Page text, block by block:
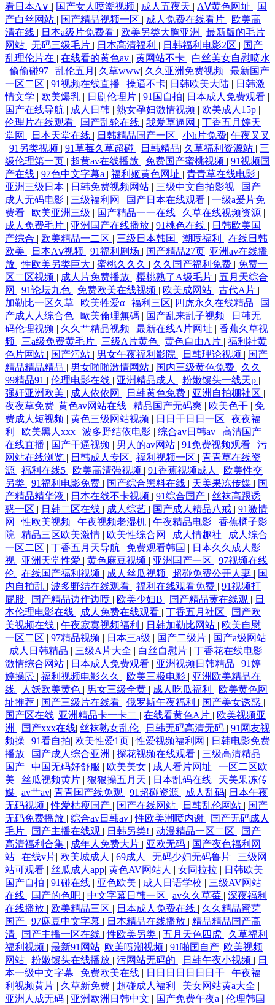
TS伪娘在线 激情文学日韩无码 日韩黄色大片 99久久偷窥 中文字幕绯色av
豆花黄色片 人妖看片AV网站 69成人网站 成人网站立即观看
看日本A∨ | 国产女人喷潮视频 | 成人五夜天 | AⅤ黄色网址 | 国
产白丝网站 | 国产精品视频一区 | 成人免费在线看片 | 欧美高
清在线 | 日本a级片免费看 | 欧美另类大胸亚洲 | 最新版的毛片
网站 | 无码三级毛片 | 日本高清福利 | 日韩福利电影2区 | 国产
乱理伦片在 | 在线看的黄色av | 黄网站不卡 | 白丝美女自慰喷水
| 偷偷碰97 | 乱伦五月 | 久草www| 久久亚洲免费视频 | 最新国产
一区二区 | 91视频在线直播 | 操逼不卡| 日韩欧美大陆 | 日韩激
情文学 | 欧美爆乳 | 日剧伦理片 | 91国自拍| 日本成人免费观看 |
国产在线导航 | 成人日韩 | 熟女孕妇激情视频 | 欧美成人15p |
伦理片在线观看 | 国产乱轮在线 | 我爱草逼网 | 丁香五月婷天
堂网 | 日本天堂在线 | 日韩精品国产一区 | 小h片免费| 午夜叉叉
| 91另类视频 | 91草莓久草超碰 | 日韩精品| 久草福利资源站 | 三
级伦理第一页 | 超黄av在线播放 | 免费国产蜜桃视频 | 91视频国
产在线 | 97色中文字幕a | 福利姬黄色网址 | 青青草在线电影 |
亚洲三级日本 | 日韩免费视频网站 | 三级中文自拍影视 | 国产
成人无码电影 | 三级福利网 | 国产日本在线观看 | 一级a爰片免
费看 | 欧美亚洲三级 | 国产精品一一在线 | 久草在线视频资源 |
成人免费毛片 | 亚洲国产在线播放 | 91桃色在线 | 日韩欧美国
产综合 | 欧美精品一二区 | 三级日本韩国 | 潮喷福利 | 在线日韩
欧美 | 日本Aⅴ视频 | 91福利剧场 | 国产精品27页| 亚洲av在线播
放 |性欧美另类巨大 | 蜜桃久久久 | 久久国产福利免费 | 免费一
区二区视频 | 成人片免费播放 | 樱桃熟了A级毛片 | 五月天综合
网 | 91论坛九色 | 免费欧美在线视频 | 欧美成网站 | 古代A片 |
加勒比一区久草 | 欧美牲爱α | 福利三区| 四虎永久在线精品 | 国
产成人人综合色 | 歐美倫理無碼 | 国产乱来乱子视频 | 日韩无
码伦理视频 | 久久艹精品视频 | 最新在线A片网址 | 香蕉久草视
频 | 三a级免费黄毛片 | 三级A片黄色 | 黄色自由A片 | 福利社黄
色片网站 | 国产污站 | 男女午夜福利影院 | 日韩理论视频 | 国产
精品精品精品 | 男女啪啪激情网站 | 国内三级黄色免费 | 久久
99精品91 | 伦理电影在线 | 亚洲精品成人 | 粉嫩馒头一线天p |
强奸亚洲欧美 | 成人依依网 | 日韩黄色免费 | 亚洲自拍棚社区 |
夜夜草免费| 黄色av网站在线 | 精品国产无码爽 | 欧美色干 | 免
费成人短视频 | 黄色三级网站视频 | 日日干日日一区 | 夜夜福
利 | 欧美黑人xxx | 波多野结依电影 | 综合av日韩av | 高清国产
在线直播 | 国产干逼视频 | 男人的av网站 | 91免费视频观看 | 污
网站在线浏览 | 日韩成人专区 | 福利视频一区 | 青青草在线资
源 | 福利在线5 | 欧美高清强视频 | 91香蕉视频成人 | 欧美性交
另类 | 91福利电影免费 | 国产综合黑料在线 | 天美果冻传媒 | 国
产精品精华液 | 日本在线不卡视频 | 91综合国产 | 丝袜高跟诱
惑一区 | 日韩二区在线 | 成人综艺 | 国产成人精品八戒 | 91激情
网 |性欧美视频 | 午夜视频老湿机 | 午夜精品电影 | 香蕉橘子影
院 | 精品三区欧美激情 | 欧美性综合网 | 成人情趣社 | 成人综合
一区二区 | 丁香五月天导航 | 免费观看韩国 | 日本久久成人影
视 | 亚洲天堂性爱 | 黄色麻豆视频 | 亚洲国产一区 | 97视频在线
伦 | 在线国产福利视频 | 成人丝瓜视频 | 超碰免费公开人妻 | 国
内自拍乱 | 波多野结在线观看 | 福利在线观看免费 | 91视频打
屁股 | 国产精品边作边喷 | 欧美少妇B | 国产精品黄在线观 | 日
本伦理电影在线 | 成人免费在线观看 | 丁香五月社区 | 国产欧
美视频在线 | 午夜寂寞视频福利 | 日韩加勒比网站 | 欧美自慰
一区二区 | 97精品视频 | 日本三a级 | 国产二级片 | 国产a级网站
| 成人日韩精品 | 三级A片大全 | 白丝自慰片 | 丁香花在线电影 |
激情综合网站 | 日本成人免费观看 | 亚洲视频日韩精品 | 91婷
婷操屄 | 福利视频电影久久 | 欧美三极电影 | 亚洲欧美精品在
线 | 人妖欧美黄色 | 男女三级全黄 | 成人吃瓜福利 | 欧美黄色网
址推荐 | 国产三级片在线看 | 俄罗斯午夜福利 | 国产美女诱惑 |
国产区在线| 亚洲精品卡一卡二 | 在线看黄色A片 | 欧美视频亚
洲 | 国产xxx在线| 丝袜熟女乱伦 | 日韩无码高清无码 | 91网友视
频操 | 91看自拍| 欧美性爱1页 |性爱视频福利网 | 日韩电影免费
播放 | 国产成人综合亚洲 | 探花视频在线观看 | 三级高清精品
国产 | 中国无码好舒服 | 欧美美女 | 成人看片网址 | 一区二区欧
美 | 丝瓜视频黄片 | 狠狠操五月天 | 日本乱码在线 | 天美果冻传
媒 | av艹av| 青青国产线免观 | 91超碰资源 | 成人乱码| 日本午夜
无码视频 |性爱枯瘦国产 | 国产在线网站 | 日韩乱伦网站 | 国产
无码免费播放 | 综合av日韩av |性欧美潮喷内谢 | 国产无码成人
毛片 | 国产主播在线观 | 日韩另类! | 动漫精品一区二区 | 国产
高清福利合集 | 成年人免费大片 | 亚欧无码 | 国产夜色福利网
站 | 在线v片| 欧美城成人 | 69成人 | 无码少妇无码鲁片 | 三级网
站可观看 | 丝瓜成人app| 黄色AV网站人 | 女同拉拉 | 日韩欧美
国产自拍 | 91碰在线 | 亚色欧美 | 成人日语学校 | 三级AV网站
在线 | 国产的色吧 | 中文字幕日韩一区 | av久久草莓 | 深夜福利
在线播放 | 欧美精品三区 | 日本成人免费在线 | 久久精品蜜芽
国产 | 97麻豆中文字幕 | 日本精品在线播放 | 精品精品国产高
清 | 国产主播一区在线 |性欧美另类 | 五月天色四虎 | 久草福利
福利视频 | 最新91网站| 欧美喷潮视频 | 91啪国自产| 欧美视频
网站 | 粉嫩馒头在线播放 | 污网站无码的 | 日韩午夜小视频 | 日
本一级中文字幕 | 免费欧美在线 | 日日日日日日日干 | 午夜福
利视频黄片 | 久草新免费 | 超碰成人福利 | 美女网站黄a大全 |
亚洲人成无码 | 亚洲欧洲日韩中文 | 国产免费午夜a | 伦理韩国